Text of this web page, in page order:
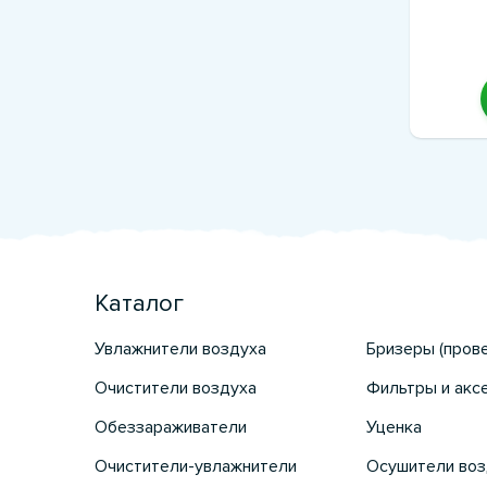
Каталог
Увлажнители воздуха
Очистители воздуха
Обеззараживатели
Очистители-увлажнители
Бризеры
Фильтры и
Уценка
Осушители